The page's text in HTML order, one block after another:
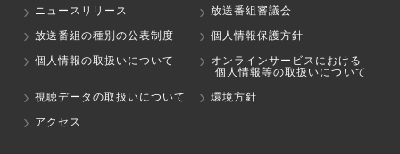
ニュースリリース
放送番組審議会
放送番組の種別の公表制度
個人情報保護方針
個人情報の取扱いについて
オンラインサービスにおける
個人情報等の取扱いについて
視聴データの取扱いについて
環境方針
アクセス